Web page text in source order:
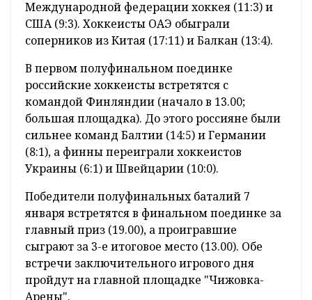
Международной федерации хоккея (11:3) и
США (9:3). Хоккеисты ОАЭ обыграли
соперников из Китая (17:11) и Балкан (13:4).
В первом полуфинальном поединке
российские хоккеисты встретятся с
командой Финляндии (начало в 13.00;
большая площадка). До этого россияне были
сильнее команд Балтии (14:5) и Германии
(8:1), а финны переиграли хоккеистов
Украины (6:1) и Швейцарии (10:0).
Победители полуфинальных баталий 7
января встретятся в финальном поединке за
главный приз (19.00), а проигравшие
сыграют за 3-е итоговое место (13.00). Обе
встречи заключительного игрового дня
пройдут на главной площадке "Чижовка-
Арены".